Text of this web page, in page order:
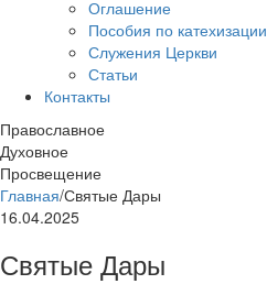
Оглашение
Пособия по катехизации
Служения Церкви
Статьи
Контакты
Православное
Духовное
Просвещение
Главная/Святые Дары
16.04.2025
Святые Дары